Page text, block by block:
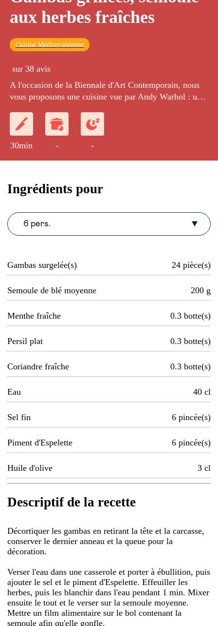
aux herbes fraîches
Cuisine Méditerranéenne
sur 38 avis
A l'occasion de la Biennale d'Art Contemporain, nous
vous proposons une cuisine vue par Andy Warhol : une
aux herbes fraîches (persil, coriandre et menthe).
30min - -
Ingrédients pour
6 pers.
Gambas surgelée(s) 24 pièce(s)
Semoule de blé moyenne 200 g
Menthe fraîche 0.3 botte(s)
Persil plat 0.3 botte(s)
Coriandre fraîche 0.3 botte(s)
Eau 40 cl
Sel fin 6 pincée(s)
Piment d'Espelette 6 pincée(s)
Huile d'olive 3 cl
Descriptif de la recette
Décortiquer les gambas en retirant la tête et la carcasse,
conserver le dernier anneau et la queue pour la
décoration.
Verser l'eau dans une casserole et porter à ébullition, puis
ajouter le sel et le piment d'Espelette. Effeuiller les
herbes, puis les blanchir dans l'eau pendant 1 min. Mixer
ensuite le tout et le verser sur la semoule moyenne.
Mettre un film alimentaire sur le bol contenant la
semoule afin qu'elle gonfle.